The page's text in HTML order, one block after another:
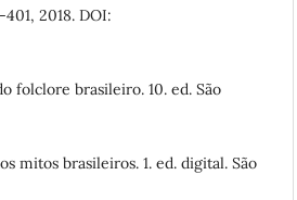
2018. DOI:
folclore brasileiro. 10. ed. São
mitos brasileiros. 1. ed. digital. São